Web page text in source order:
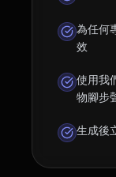
為任何
效
使用我
物腳步
生成後